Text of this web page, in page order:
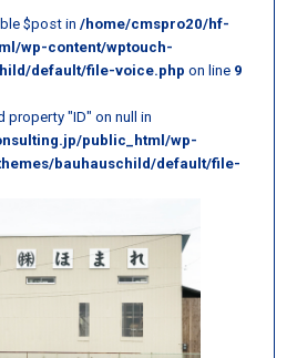
$post in /home/cmspro20/hf-
wp-content/wptouch-
default/file-voice.php on line 9
property "ID" on null in
public_html/wp-
bauhauschild/default/file-